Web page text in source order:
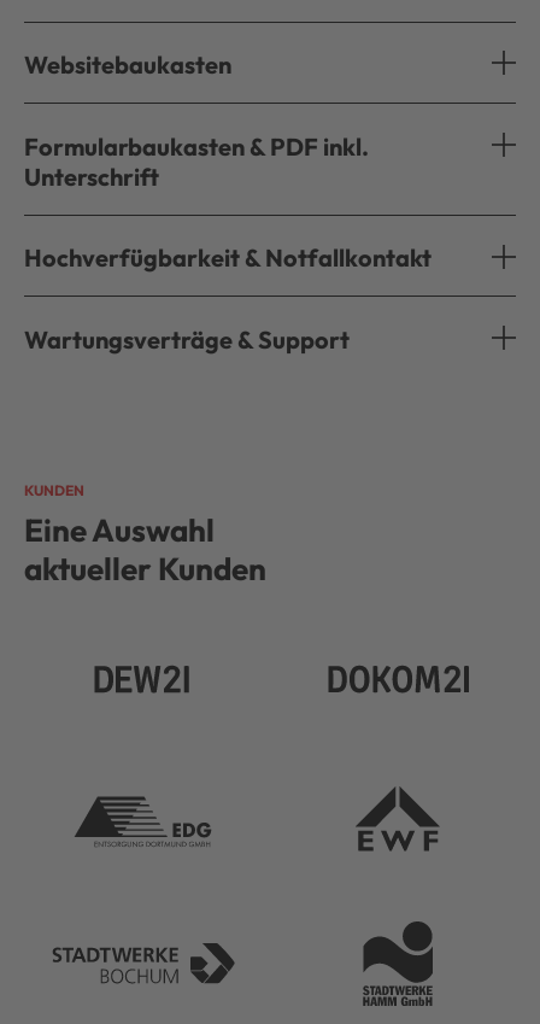
Websitebaukasten
Formularbaukasten & PDF inkl.
Unterschrift
Hochverfügbarkeit & Notfallkontakt
Wartungsverträge & Support
KUNDEN
Eine Auswahl
aktueller Kunden